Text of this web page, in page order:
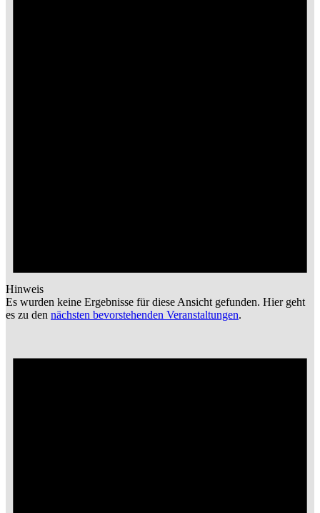
Hinweis
Es wurden keine Ergebnisse für diese Ansicht gefunden. Hier geht
es zu den nächsten bevorstehenden Veranstaltungen.